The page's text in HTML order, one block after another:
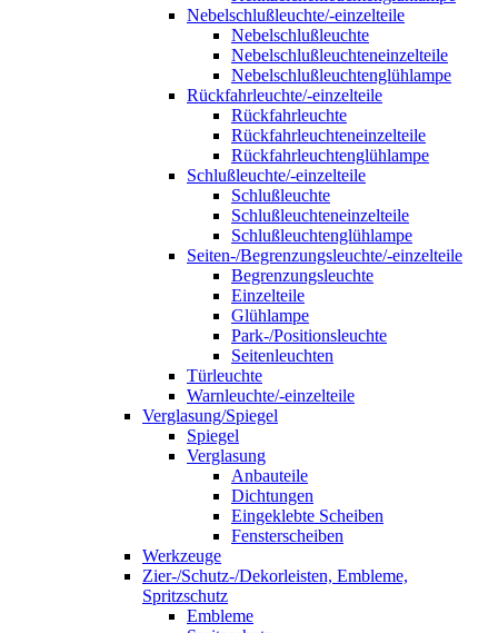
Nebelschlußleuchte/-einzelteile
Nebelschlußleuchte
Nebelschlußleuchteneinzelteile
Nebelschlußleuchtenglühlampe
Rückfahrleuchte/-einzelteile
Rückfahrleuchte
Rückfahrleuchteneinzelteile
Rückfahrleuchtenglühlampe
Schlußleuchte/-einzelteile
Schlußleuchte
Schlußleuchteneinzelteile
Schlußleuchtenglühlampe
Seiten-/Begrenzungsleuchte/-einzelteile
Begrenzungsleuchte
Einzelteile
Glühlampe
Park-/Positionsleuchte
Seitenleuchten
Türleuchte
Warnleuchte/-einzelteile
Verglasung/Spiegel
Spiegel
Verglasung
Anbauteile
Dichtungen
Eingeklebte Scheiben
Fensterscheiben
Werkzeuge
Zier-/Schutz-/Dekorleisten, Embleme,
Spritzschutz
Embleme